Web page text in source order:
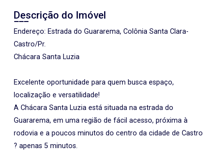
Descrição do Imóvel
Endereço: Estrada do Guararema, Colônia Santa Clara-
Castro/Pr.
Chácara Santa Luzia
Excelente oportunidade para quem busca espaço,
localização e versatilidade!
A Chácara Santa Luzia está situada na estrada do
Guararema, em uma região de fácil acesso, próxima à
rodovia e a poucos minutos do centro da cidade de Castro
? apenas 5 minutos.